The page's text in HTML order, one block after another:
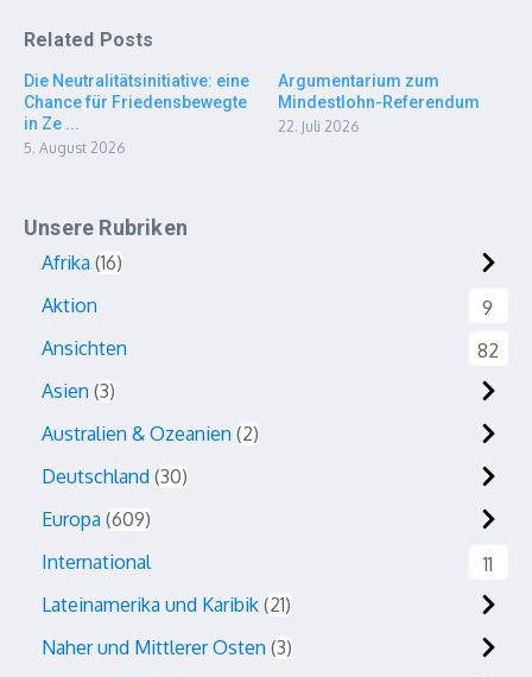
Related Posts
Die Neutralitätsinitiative: eine
Chance für Friedensbewegte
in Ze ...
5. August 2026
Argumentarium zum
Mindestlohn-Referendum
22. Juli 2026
Unsere Rubriken
Afrika 16
Aktion
9
Ansichten
82
Asien 3
Australien & Ozeanien 2
Deutschland 30
Europa 609
International
11
Lateinamerika und Karibik 21
Naher und Mittlerer Osten 3